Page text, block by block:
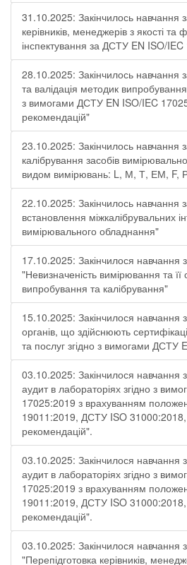
31.10.2025: Закінчилось навчання
керівників, менеджерів з якості та
інспектування за ДСТУ EN ISO/
28.10.2025: Закінчилось навчання
та валідація методик
з вимогами ДСТУ EN ISO/IEC
рекомендацій"
23.10.2025: Закінчилось навчання
калібрування засобів
видом вимірювань: L, М, Т, ЕМ, F,
22.10.2025: Закінчилось навчання
встановлення міжкалібрувальних
вимірювального обладнання"
17.10.2025: Закінчилося навчання
"Невизначеність вимірювання та
випробування та калібрування"
15.10.2025: Закінчилося навчання
органів, що здійснюють
та послуг згідно з вимогами ДСТУ
03.10.2025: Закінчилося навчання
аудит в лабораторіях згідно з
17025:2019 з врахуванням
19011:2019, ДСТУ ISO
рекомендацій".
03.10.2025: Закінчилося навчання
аудит в лабораторіях згідно з
17025:2019 з врахуванням
19011:2019, ДСТУ ISO
рекомендацій".
03.10.2025: Закінчилося навчання
"Перепідготовка керівників,